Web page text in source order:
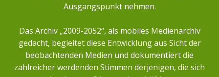
Ausgangspunkt nehmen.
Das Archiv „2009-2052“, als mobiles Medienarchiv
gedacht, begleitet diese Entwicklung aus Sicht der
beobachtenden Medien und dokumentiert die
zahlreicher werdenden Stimmen derjenigen, die sich